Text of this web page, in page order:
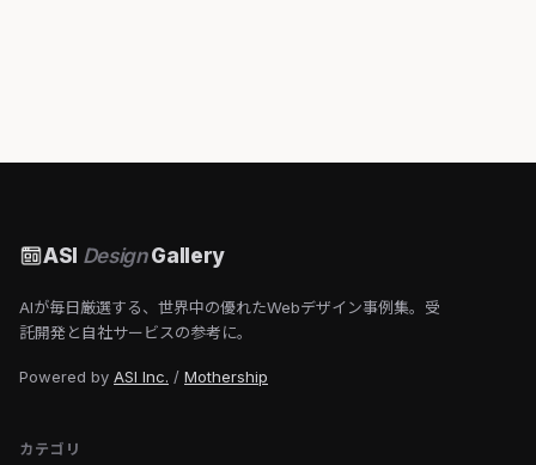
ASI DesignGallery
AIが毎日厳選する、世界中の優れたWebデザイン事例集。受
託開発と自社サービスの参考に。
Powered by ASI Inc. / Mothership
カテゴリ